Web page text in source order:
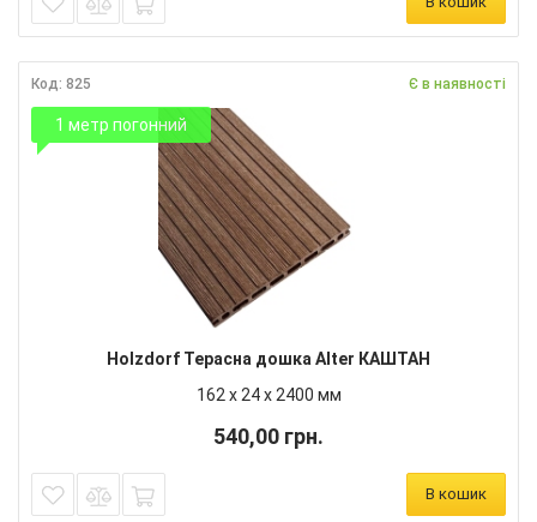
Код: 825 Є в наявності
1 метр погонний
Holzdorf Терасна дошка Alter КАШТАН
162 х 24 х 2400 мм
540,00 грн.
В кошик